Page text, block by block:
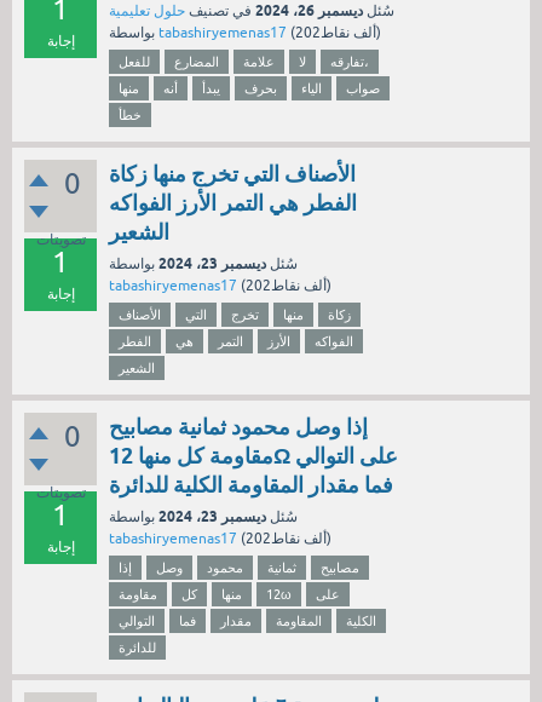
1
إجابة
سُئل ديسمبر 26، 2024 في تصنيف حلول تعليمية
tabashiryemenas17 ( 202ألف نقاط)
للفعل المضارع علامة لا
تفارقه،
منها
أنه يبدأ بحرف الياء
صواب
خطأ
0
تصويتات
1
إجابة
الأصناف التي تخرج منها زكاة
الفطر هي التمر الأرز الفواكه
الشعير
سُئل ديسمبر 23، 2024
بواسطة
tabashiryemenas17 ( 202ألف نقاط)
الأصناف التي تخرج منها
زكاة
الفطر
هي التمر الأرز
الفواكه
الشعير
0
تصويتات
1
إجابة
إذا وصل محمود ثمانية مصابيح
مقاومة كل منها 12Ω على التوالي
فما مقدار المقاومة الكلية للدائرة
سُئل ديسمبر 23، 2024
بواسطة
tabashiryemenas17 ( 202ألف نقاط)
إذا وصل محمود ثمانية
مصابيح
مقاومة
كل منها 12ω
على
التوالي
فما مقدار المقاومة
الكلية
للدائرة